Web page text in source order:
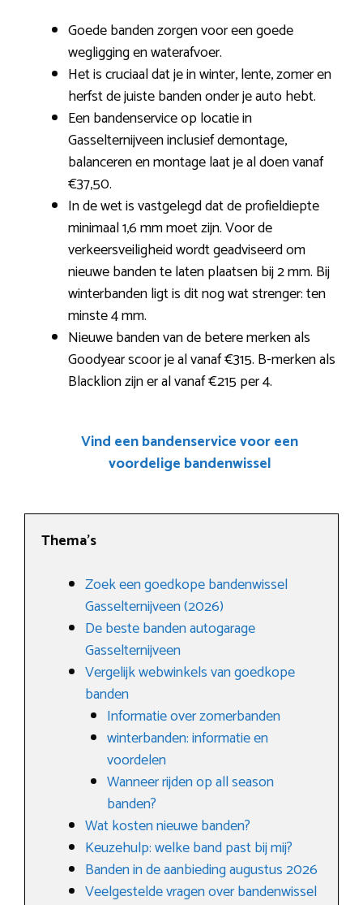
Goede banden zorgen voor een goede
wegligging en waterafvoer.
Het is cruciaal dat je in winter, lente, zomer en
herfst de juiste banden onder je auto hebt.
Een bandenservice op locatie in
Gasselternijveen inclusief demontage,
balanceren en montage laat je al doen vanaf
€37,50.
In de wet is vastgelegd dat de profieldiepte
minimaal 1,6 mm moet zijn. Voor de
verkeersveiligheid wordt geadviseerd om
nieuwe banden te laten plaatsen bij 2 mm. Bij
winterbanden ligt is dit nog wat strenger: ten
minste 4 mm.
Nieuwe banden van de betere merken als
Goodyear scoor je al vanaf €315. B-merken als
Blacklion zijn er al vanaf €215 per 4.
Vind een bandenservice voor een
voordelige bandenwissel
Thema’s
Zoek een goedkope bandenwissel
Gasselternijveen (2026)
De beste banden autogarage
Gasselternijveen
Vergelijk webwinkels van goedkope
banden
Informatie over zomerbanden
winterbanden: informatie en
voordelen
Wanneer rijden op all season
banden?
Wat kosten nieuwe banden?
Keuzehulp: welke band past bij mij?
Banden in de aanbieding augustus 2026
Veelgestelde vragen over bandenwissel